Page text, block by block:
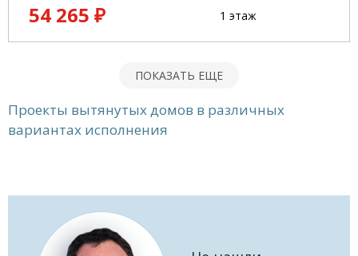
54 265 ₽
1 этаж
ПОКАЗАТЬ ЕЩЕ
Проекты вытянутых домов в различных
вариантах исполнения